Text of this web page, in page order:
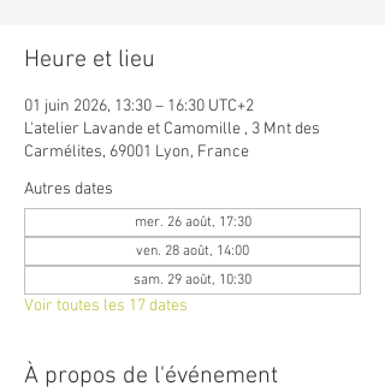
Heure et lieu
01 juin 2026, 13:30 – 16:30 UTC+2
L'atelier Lavande et Camomille , 3 Mnt des
Carmélites, 69001 Lyon, France
Autres dates
mer. 26 août, 17:30
ven. 28 août, 14:00
sam. 29 août, 10:30
Voir toutes les 17 dates
À propos de l'événement